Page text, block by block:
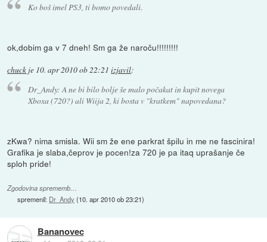
Ko boš imel PS3, ti bomo povedali.
ok,dobim ga v 7 dneh! Sm ga že naroču!!!!!!!!!
chuck je 10. apr 2010 ob 22:21 izjavil:
Dr_Andy: A ne bi bilo bolje še malo počakat in kupit novega
Xboxa (720?) ali Wiija 2, ki bosta v "kratkem" napovedana?
zKwa? nima smisla. Wii sm že ene parkrat špilu in me ne fascinira!
Grafika je slaba,čeprov je pocen!za 720 je pa itaq uprašanje če
sploh pride!
Zgodovina sprememb…
spremenil: Dr_Andy (10. apr 2010 ob 23:21)
Bananovec